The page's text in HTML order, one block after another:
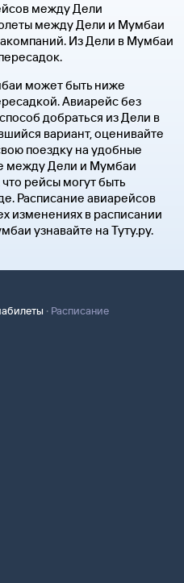
между Дели
между Дели и Мумбаи
Из Дели в Мумбаи
может быть ниже
Авиарейс без
добраться из Дели в
вариант, оценивайте
поездку на удобные
между Дели и Мумбаи
рейсы могут быть
Расписание авиарейсов
изменениях в расписании
узнавайте на Туту.ру.
· Расписание